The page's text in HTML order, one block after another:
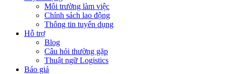
Môi trường làm việc
Chính sách lao động
Thông tin tuyển dụng
Hỗ trợ
Blog
Câu hỏi thường gặp
Thuật ngữ Logistics
Báo giá